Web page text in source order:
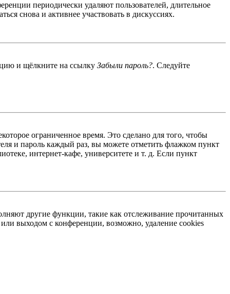
периодически удаляют пользователей, длительное
снова и активнее участвовать в дискуссиях.
и щёлкните на ссылку Забыли пароль?. Следуйте
ограниченное время. Это сделано для того, чтобы
и пароль каждый раз, вы можете отметить флажком пункт
интернет-кафе, университете и т. д. Если пункт
другие функции, такие как отслеживание прочитанных
выходом с конференции, возможно, удаление cookies